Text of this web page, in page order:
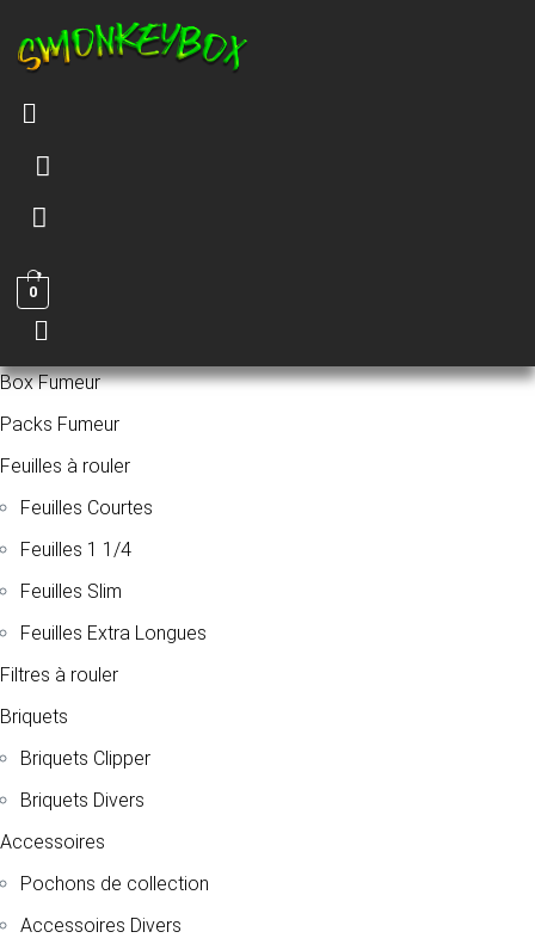
Menu
0
Menu
Box Fumeur
Packs Fumeur
Feuilles à rouler
Feuilles Courtes
Feuilles 1 1/4
Feuilles Slim
Feuilles Extra Longues
Filtres à rouler
Briquets
Briquets Clipper
Briquets Divers
Accessoires
Pochons de collection
Accessoires Divers